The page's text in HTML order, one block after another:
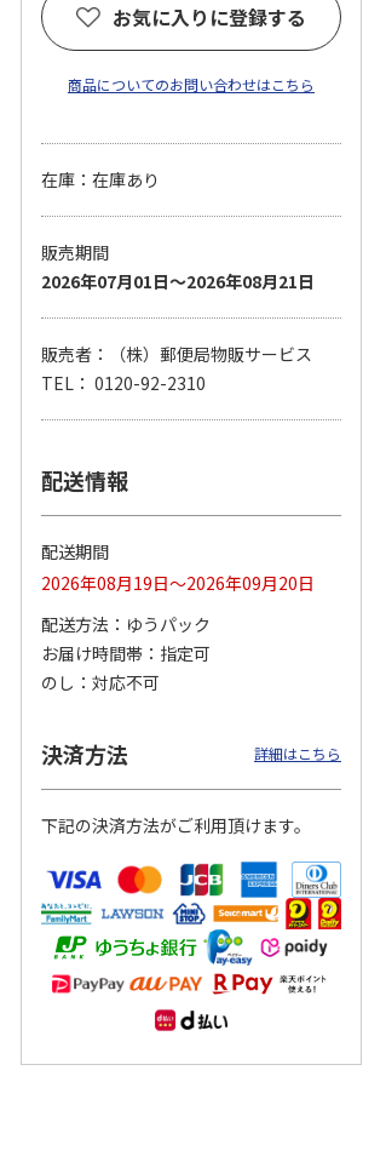
福島県産 大玉の桃
(送料・税込)
【糖度１３度以上選
5.0（2）
お気に入りに登録する
商品についてのお問い合わせはこちら
在庫：在庫あり
販売期間
2026年07月01日～2026年08月21日
販売者：（株）郵便局物販サービス
TEL： 0120-92-2310
配送情報
配送期間
2026年08月19日～2026年09月20日
配送方法
ゆうパック
お届け時間帯
指定可
のし
対応不可
決済方法 詳細はこちら
下記の決済方法がご利用頂けます。